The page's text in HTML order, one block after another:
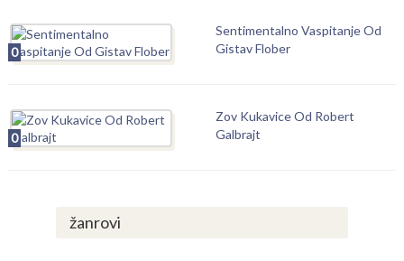
0
Sentimentalno Vaspitanje Od
Gistav Flober
0
Zov Kukavice Od Robert
Galbrajt
žanrovi